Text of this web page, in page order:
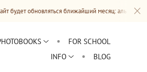
FOR SCHOOL
INFO
BLOG
ближайший месяц: альбомы, информация,